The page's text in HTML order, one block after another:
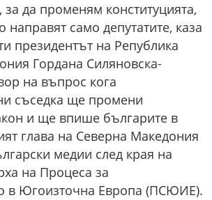
да променям конституцията,
направят само депутатите, каза
президентът на Република
Гордана Силяновска-
на въпрос кога
съседка ще промени
и ще впише българите в
глава на Северна Македония
медии след края на
на Процеса за
в Югоизточна Европа (ПСЮИЕ).